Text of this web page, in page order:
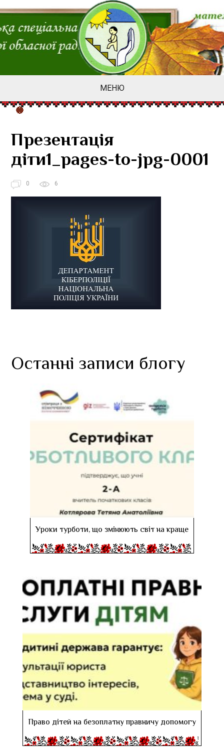
МЕНЮ
Презентація
діти1_pages-to-jpg-0001
0 6
Останні записи блогу
Уроки турботи, що змінюють світ на краще
Право дітей на безоплатну правничу допомогу